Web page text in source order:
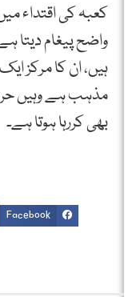
کعبہ کی اقتداء میں
واضح پیغام دیتا
ہیں، ان کا مرکز
مذہب ہے وہیں
بھی کررہا ہوتا ہے۔
Facebook